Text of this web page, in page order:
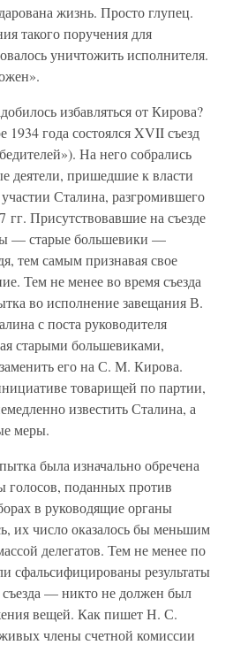
жизнь. Просто глупец.
такого поручения для
уничтожить исполнителя.
избавляться от Кирова?
1934 года состоялся XVII съезд
На него собрались
деятели, пришедшие к власти
Сталина, разгромившего
Присутствовавшие на съезде
— старые большевики —
тем самым признавая свое
Тем не менее во время съезда
во исполнение завещания В.
с поста руководителя
старыми большевиками,
его на С. М. Кирова.
товарищей по партии,
известить Сталина, а
меры.
была изначально обречена
голосов, поданных против
в руководящие органы
их число оказалось бы меньшим
делегатов. Тем не менее по
сфальсифицированы результаты
съезда — никто не должен был
вещей. Как пишет Н. С.
члены счетной комиссии